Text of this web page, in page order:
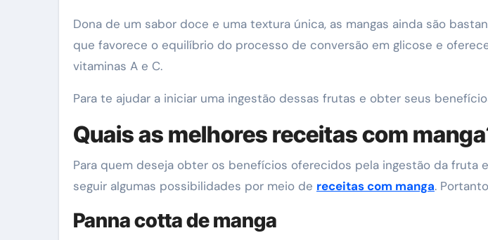
Dona de um sabor doce e uma textura única, as mangas ainda são
que favorece o equilíbrio do processo de conversão em glicose e
vitaminas A e C.
Para te ajudar a iniciar uma ingestão dessas frutas e obter seus
Quais as melhores receitas com
Para quem deseja obter os benefícios oferecidos pela ingestão da fruta
seguir algumas possibilidades por meio de receitas com manga.
Panna cotta de manga